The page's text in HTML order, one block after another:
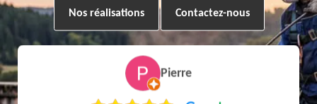
Nos réalisations Contactez-nous
Pierre